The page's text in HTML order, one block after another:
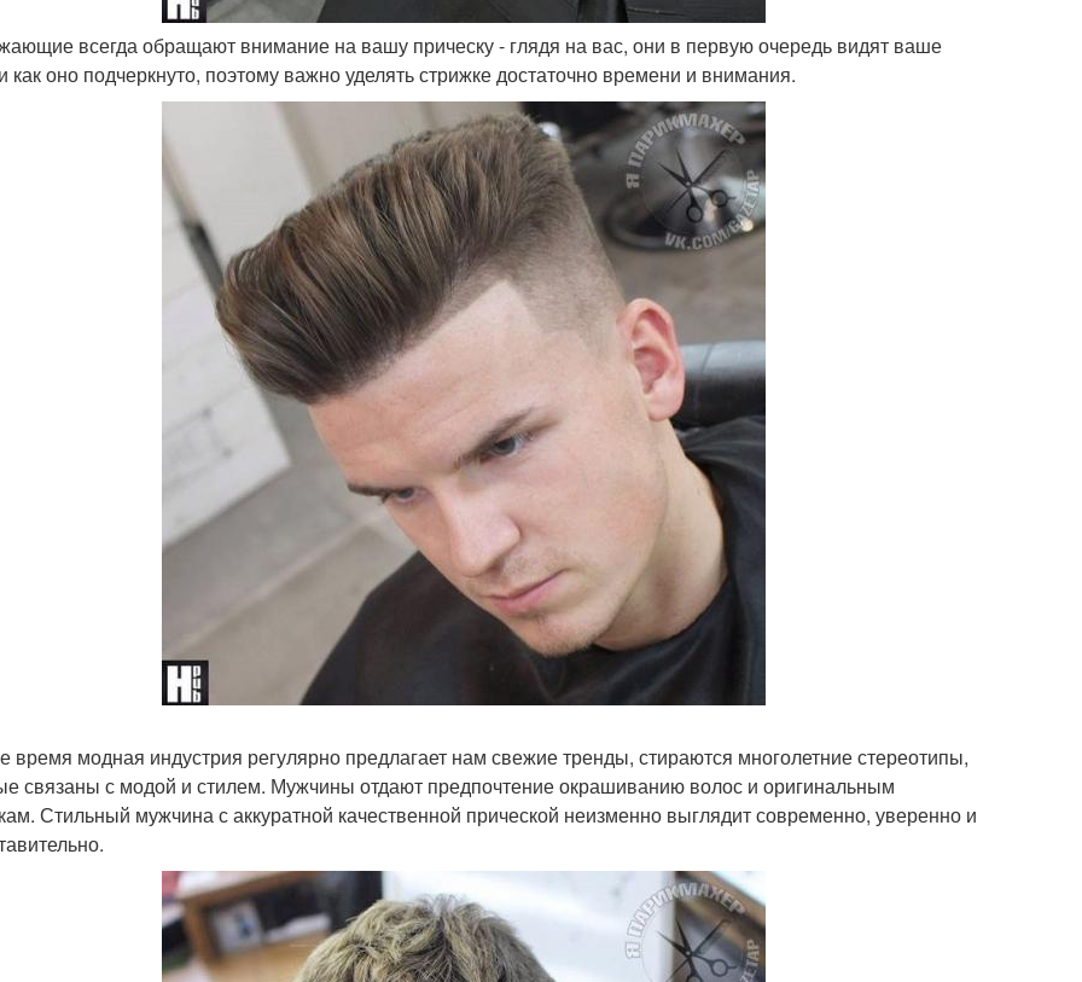
всегда обращают внимание на вашу прическу - глядя на вас, они в первую очередь видят ваше
как оно подчеркнуто, поэтому важно уделять стрижке достаточно времени и внимания.
время модная индустрия регулярно предлагает нам свежие тренды, стираются многолетние стереотипы,
связаны с модой и стилем. Мужчины отдают предпочтение окрашиванию волос и оригинальным
Стильный мужчина с аккуратной качественной прической неизменно выглядит современно, уверенно и